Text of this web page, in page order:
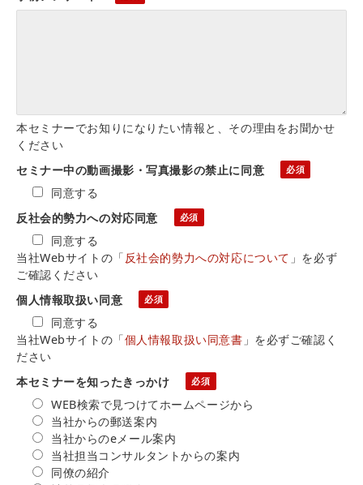
本セミナーでお知りになりたい情報と、その理由をお聞かせ
ください
セミナー中の動画撮影・写真撮影の禁止に同意
同意する
反社会的勢力への対応同意
同意する
当社Webサイトの「 反社会的勢力への対応について 」を必ず
ご確認ください
個人情報取扱い同意
同意する
当社Webサイトの「個人情報取扱い同意書 」を必ずご確認く
ださい
本セミナーを知ったきっかけ
WEB検索で見つけてホームページから
当社からの郵送案内
当社からのeメール案内
当社担当コンサルタントからの案内
同僚の紹介